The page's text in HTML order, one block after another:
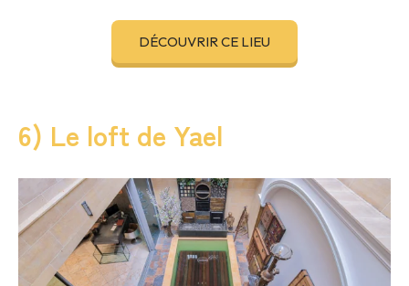
DÉCOUVRIR CE LIEU
6) Le loft de Yael